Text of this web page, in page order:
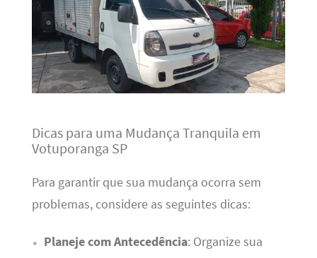
Dicas para uma Mudança Tranquila em
Votuporanga SP
Para garantir que sua mudança ocorra sem
problemas, considere as seguintes dicas:
Planeje com Antecedência: Organize sua